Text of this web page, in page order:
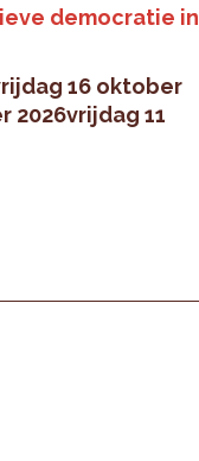
democratie in
16 oktober
2026vrijdag 11